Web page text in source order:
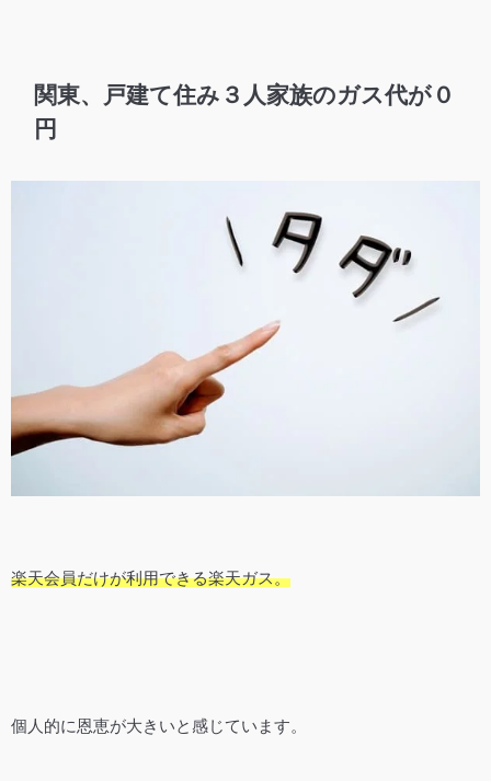
関東、戸建て住み３人家族のガス代が０
円
楽天会員だけが利用できる楽天ガス。
個人的に恩恵が大きいと感じています。